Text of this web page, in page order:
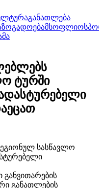
განათლება
მსოფლიო
ტურში
სასწავლო
განათლების